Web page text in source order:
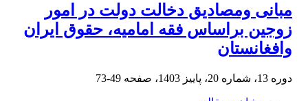
مبانی ومصادیق دخالت دولت در امور
زوجین براساس فقه امامیه، حقوق ایران
وافغانستان
دوره 13، شماره 20، پاییز 1403، صفحه 49-73